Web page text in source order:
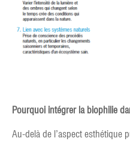
Pourquoi intégrer la biophilie
Au-delà de l’aspect esthétique